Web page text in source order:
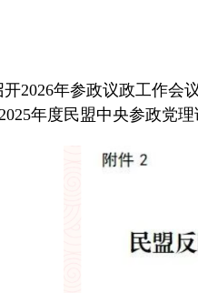
开2026年参政议政工作会
年度民盟中央参政党